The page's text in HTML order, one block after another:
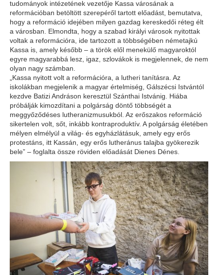
tudományok intézetének vezetője Kassa városának a
reformációban betöltött szerepéről tartott előadást, bemutatva,
hogy a reformáció idejében milyen gazdag kereskedői réteg élt
a városban. Elmondta, hogy a szabad királyi városok nyitottak
voltak a reformációra, ide tartozott a többségében németajkú
Kassa is, amely később – a török elől menekülő magyaroktól
egyre magyarabbá lesz, igaz, szlovákok is megjelennek, de nem
olyan nagy számban.
„Kassa nyitott volt a reformációra, a lutheri tanításra. Az
iskolákban megjelenik a magyar értelmiség, Gálszécsi Istvántól
kezdve Batizi Andráson keresztül Szánthai Istvánig. Hiába
próbálják kimozdítani a polgárság döntő többségét a
meggyőződéses lutheranizmusukból. Az erőszakos reformáció
sikertelen volt, sőt, inkább kontraproduktív. A polgárság életében
mélyen elmélyül a világ- és egyházlátásuk, amely egy erős
protestáns, itt Kassán, egy erős lutheránus talajba gyökerezik
bele” – foglalta össze röviden előadását Dienes Dénes.